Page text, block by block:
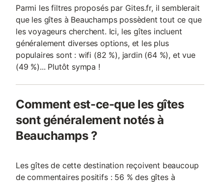
Parmi les filtres proposés par Gites.fr, il semblerait
que les gîtes à Beauchamps possèdent tout ce que
les voyageurs cherchent. Ici, les gîtes incluent
généralement diverses options, et les plus
populaires sont : wifi (82 %), jardin (64 %), et vue
(49 %)... Plutôt sympa !
Comment est-ce-que les gîtes
sont généralement notés à
Beauchamps ?
Les gîtes de cette destination reçoivent beaucoup
de commentaires positifs : 56 % des gîtes à